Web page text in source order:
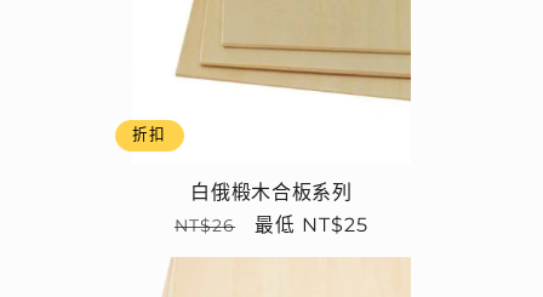
折扣
白俄椴木合板系列
定
NT$26
售
最低 NT$25